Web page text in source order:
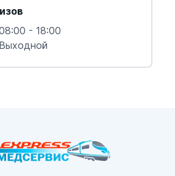
- 18:00
Выходной